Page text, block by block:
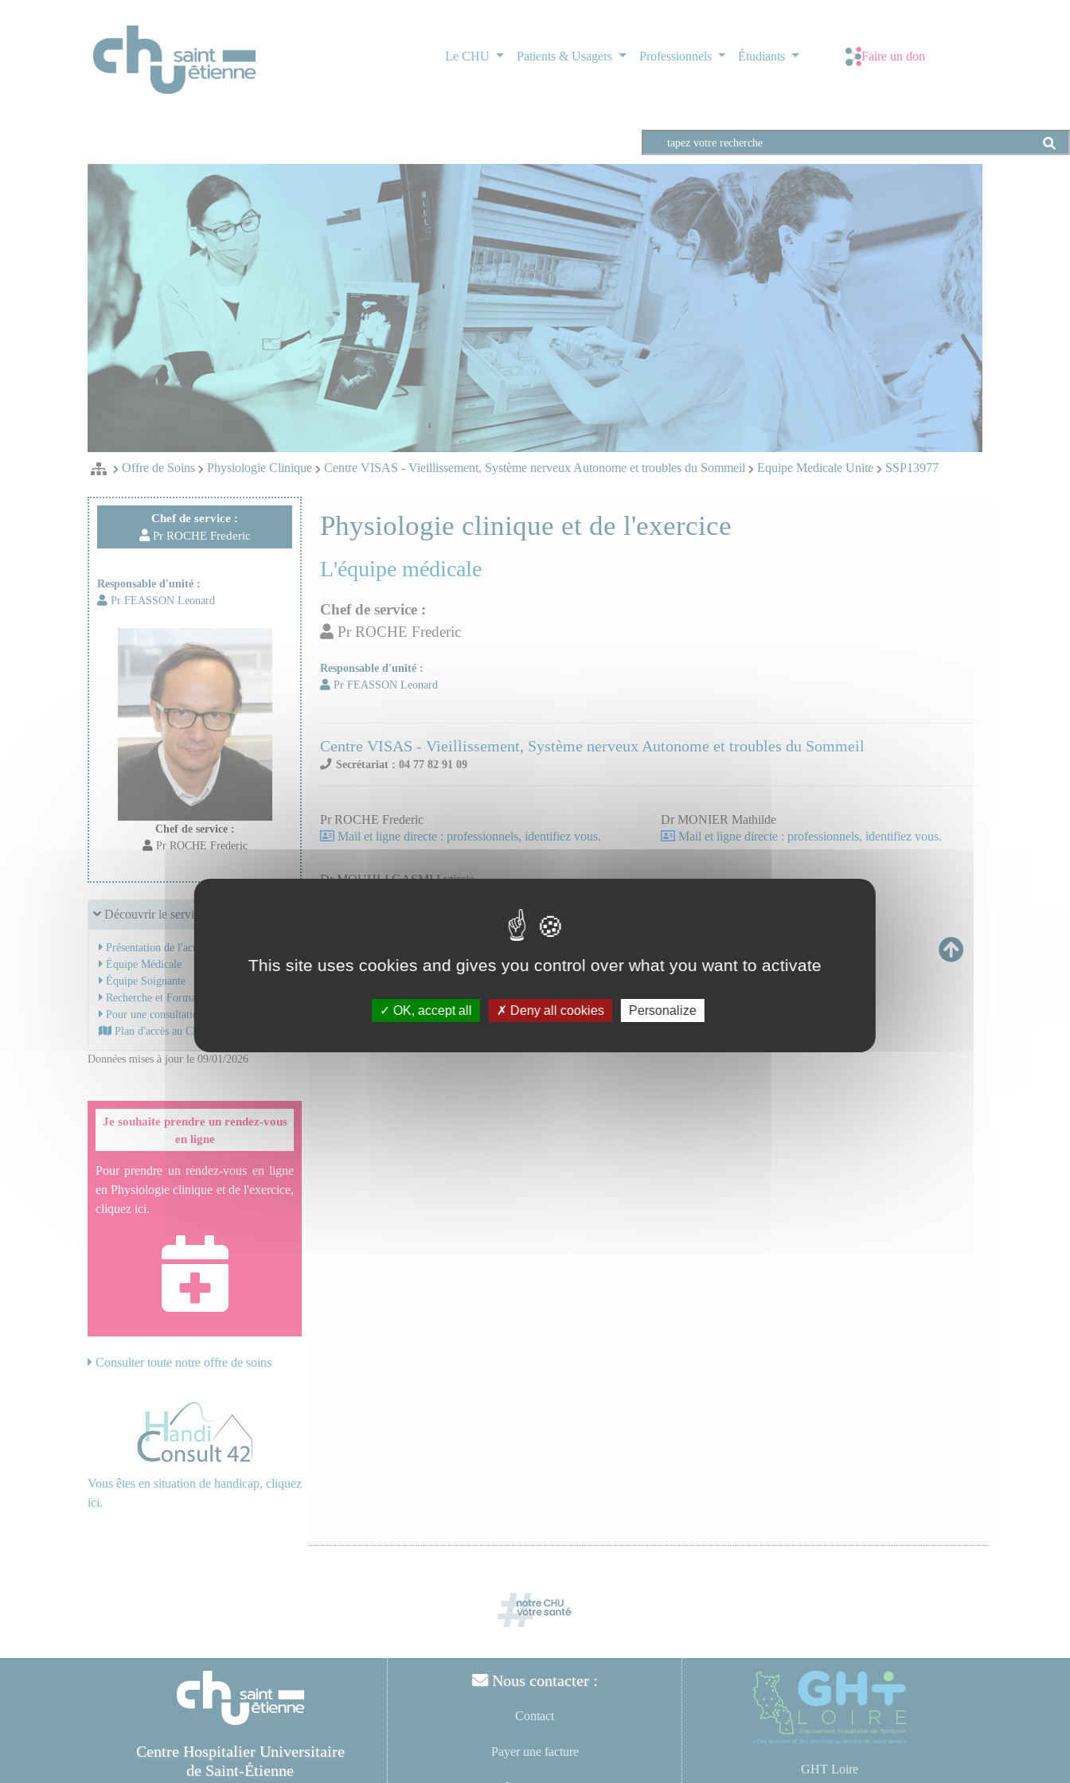
Le CHU Patients & Usagers Professionnels Étudiants Faire un don
Offre de Soins Physiologie Clinique Centre VISAS - Vieillissement, Système nerveux Autonome et troubles du Sommeil Equipe Medicale Unite SSP13977
Chef de service :
Pr ROCHE Frederic
Responsable d'unité :
Pr FEASSON Leonard
Chef de service :
Pr ROCHE Frederic
Découvrir le service
Présentation de l'activité
Équipe Médicale
Équipe Soignante
Recherche et Formation
Pour une consultation
Plan d'accès au CHU
Données mises à jour le 09/01/2026
Je souhaite prendre un rendez-vous
en ligne
Pour prendre un rendez-vous en ligne
en Physiologie clinique et de l'exercice,
cliquez ici.
Consulter toute notre offre de soins
Vous êtes en situation de handicap, cliquez
ici.
Physiologie clinique et de l'exercice
L'équipe médicale
Chef de service :
Pr ROCHE Frederic
Responsable d'unité :
Pr FEASSON Leonard
Centre VISAS - Vieillissement, Système nerveux Autonome et troubles du Sommeil
Secrétariat : 04 77 82 91 09
Pr ROCHE Frederic
Mail et ligne directe : professionnels, identifiez vous.
Dr MONIER Mathilde
Mail et ligne directe : professionnels, identifiez vous.
Dr MOUHLI GASMI Lytissia
Centre Hospitalier Universitaire
de Saint-Étienne
Nous contacter :
Contact
Payer une facture
GHT Loire
This site uses cookies and gives you control over what you want to activate
OK, accept all Deny all cookies Personalize